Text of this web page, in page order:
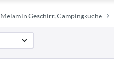
Melamin Geschirr, Campingküche